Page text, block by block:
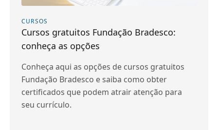
CURSOS
Cursos gratuitos Fundação Bradesco:
conheça as opções
Conheça aqui as opções de cursos gratuitos
Fundação Bradesco e saiba como obter
certificados que podem atrair atenção para
seu currículo.